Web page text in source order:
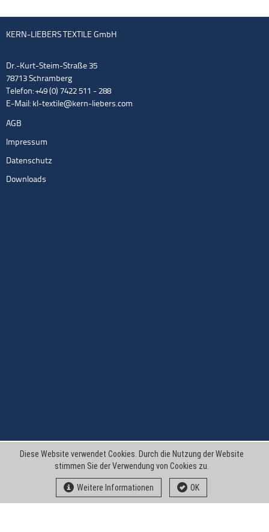
KERN-LIEBERS TEXTILE GmbH
Dr.-Kurt-Steim-Straße 35
78713 Schramberg
Telefon: +49 (0) 7422 511 - 288
E-Mail: kl-textile@kern-liebers.com
AGB
Impressum
Datenschutz
Downloads
Diese Website verwendet Cookies. Durch die Nutzung der Website
stimmen Sie der Verwendung von Cookies zu.
Weitere Informationen OK